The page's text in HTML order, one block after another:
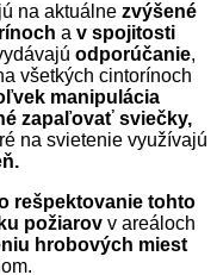
na aktuálne zvýšené
a v spojitosti
odporúčanie,
všetkých cintorínoch
manipulácia
zapaľovať sviečky,
na svietenie využívajú
rešpektovanie tohto
požiarovv areáloch
hrobových miest